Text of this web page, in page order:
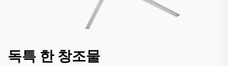
독특 한 창조물